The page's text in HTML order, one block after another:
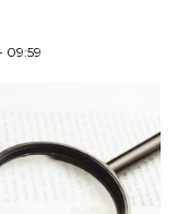
09:59